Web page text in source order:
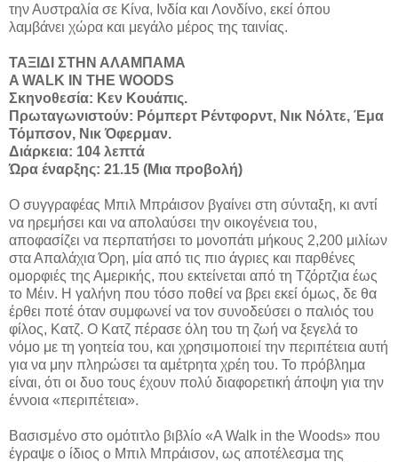
την Αυστραλία σε Κίνα, Ινδία και Λονδίνο, εκεί όπου
λαμβάνει χώρα και μεγάλο μέρος της ταινίας.
ΤΑΞΙΔΙ ΣΤΗΝ ΑΛΑΜΠΑΜΑ
A WALK IN THE WOODS
Σκηνοθεσία: Κεν Κουάπις.
Πρωταγωνιστούν: Ρόμπερτ Ρέντφορντ, Νικ Νόλτε, Έμα
Τόμπσον, Νικ Όφερμαν.
Διάρκεια: 104 λεπτά
Ώρα έναρξης: 21.15 (Μια προβολή)
Ο συγγραφέας Μπιλ Μπράισον βγαίνει στη σύνταξη, κι αντί
να ηρεμήσει και να απολαύσει την οικογένεια του,
αποφασίζει να περπατήσει το μονοπάτι μήκους 2,200 μιλίων
στα Απαλάχια Όρη, μία από τις πιο άγριες και παρθένες
ομορφιές της Αμερικής, που εκτείνεται από τη Τζόρτζια έως
το Μέιν. Η γαλήνη που τόσο ποθεί να βρει εκεί όμως, δε θα
έρθει ποτέ όταν συμφωνεί να τον συνοδεύσει ο παλιός του
φίλος, Κατζ. Ο Κατζ πέρασε όλη του τη ζωή να ξεγελά το
νόμο με τη γοητεία του, και χρησιμοποιεί την περιπέτεια αυτή
για να μην πληρώσει τα αμέτρητα χρέη του. Το πρόβλημα
είναι, ότι οι δυο τους έχουν πολύ διαφορετική άποψη για την
έννοια «περιπέτεια».
Βασισμένο στο ομότιτλο βιβλίο «A Walk in the Woods» που
έγραψε ο ίδιος ο Μπιλ Μπράισον, ως αποτέλεσμα της